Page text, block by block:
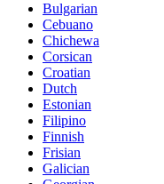
Bulgarian
Cebuano
Chichewa
Corsican
Croatian
Dutch
Estonian
Filipino
Finnish
Frisian
Galician